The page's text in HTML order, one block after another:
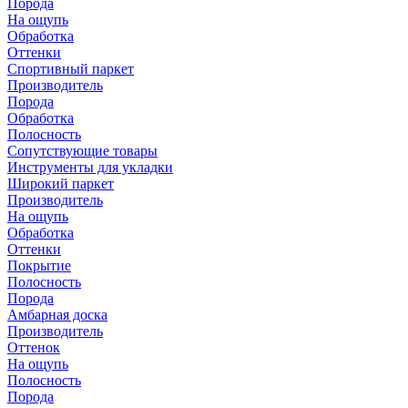
Порода
На ощупь
Обработка
Оттенки
Спортивный паркет
Производитель
Порода
Обработка
Полосность
Сопутствующие товары
Инструменты для укладки
Широкий паркет
Производитель
На ощупь
Обработка
Оттенки
Покрытие
Полосность
Порода
Амбарная доска
Производитель
Оттенок
На ощупь
Полосность
Порода